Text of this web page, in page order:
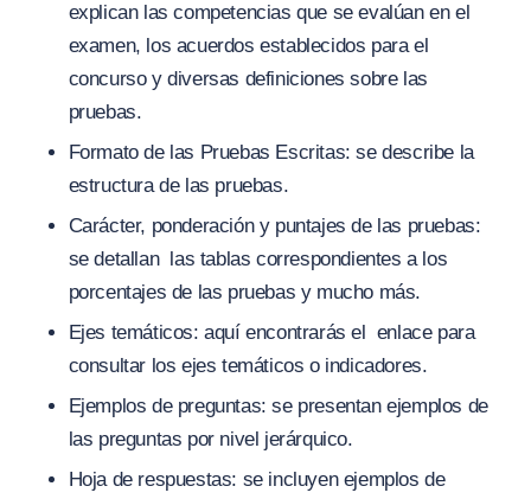
explican las competencias que se evalúan en el
examen, los acuerdos establecidos para el
concurso y diversas definiciones sobre las
pruebas.
Formato de las Pruebas Escritas: se describe la
estructura de las pruebas.
Carácter, ponderación y puntajes de las pruebas:
se detallan las tablas correspondientes a los
porcentajes de las pruebas y mucho más.
Ejes temáticos: aquí encontrarás el enlace para
consultar los ejes temáticos o indicadores.
Ejemplos de preguntas: se presentan ejemplos de
las preguntas por nivel jerárquico.
Hoja de respuestas: se incluyen ejemplos de